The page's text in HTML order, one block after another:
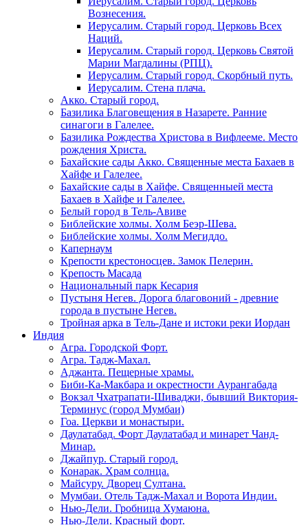
Вознесения.
Иерусалим. Старый город. Церковь Всех
Наций.
Иерусалим. Старый город. Церковь Святой
Марии Магдалины (РПЦ).
Иерусалим. Старый город. Скорбный путь.
Иерусалим. Стена плача.
Акко. Старый город.
Базилика Благовещения в Назарете. Ранние
синагоги в Галелее.
Базилика Рождества Христова в Вифлееме. Место
рождения Христа.
Бахайские сады Акко. Священные места Бахаев в
Хайфе и Галелее.
Бахайские сады в Хайфе. Священныей места
Бахаев в Хайфе и Галелее.
Белый город в Тель-Авиве
Библейские холмы. Холм Беэр-Шева.
Библейские холмы. Холм Мегиддо.
Капернаум
Крепости крестоносцев. Замок Пелерин.
Крепость Масада
Национальный парк Кесария
Пустыня Негев. Дорога благовоний - древние
города в пустыне Негев.
Тройная арка в Тель-Дане и истоки реки Иордан
Индия
Агра. Городской Форт.
Агра. Тадж-Махал.
Аджанта. Пещерные храмы.
Биби-Ка-Макбара и окрестности Аурангабада
Вокзал Чхатрапати-Шиваджи, бывший Виктория-
Терминус (город Мумбаи)
Гоа. Церкви и монастыри.
Даулатабад. Форт Даулатабад и минарет Чанд-
Минар.
Джайпур. Старый город.
Конарак. Храм солнца.
Майсуру. Дворец Султана.
Мумбаи. Отель Тадж-Махал и Ворота Индии.
Нью-Дели. Гробница Хумаюна.
Нью-Дели. Красный форт.